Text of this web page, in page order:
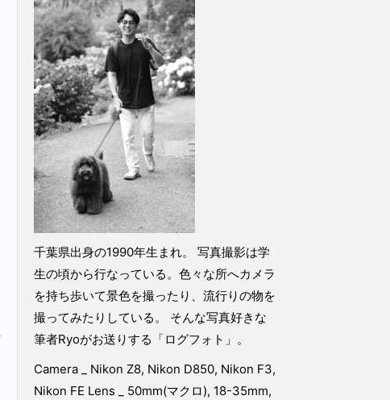
千葉県出身の1990年生まれ。 写真撮影は学
生の頃から行なっている。色々な所へカメラ
を持ち歩いて景色を撮ったり、流行りの物を
撮ってみたりしている。 そんな写真好きな
筆者Ryoがお送りする「ログフォト」。
Camera _ Nikon Z8, Nikon D850, Nikon F3,
Nikon FE Lens _ 50mm(マクロ), 18-35mm,